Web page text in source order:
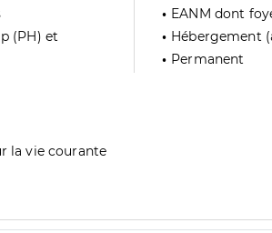
(PH) et
EANM dont
Hébergement
Permanent
la vie courante